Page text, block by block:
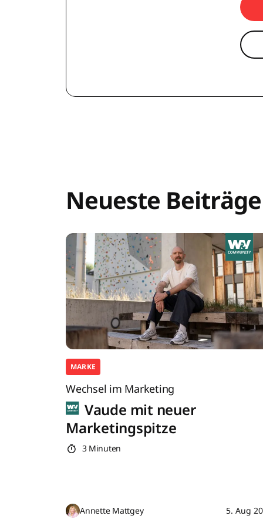
Neueste Beiträge
MARKE
Wechsel im Marketing
Vaude mit neuer
Marketingspitze
3 Minuten
Annette Mattgey 5. Aug